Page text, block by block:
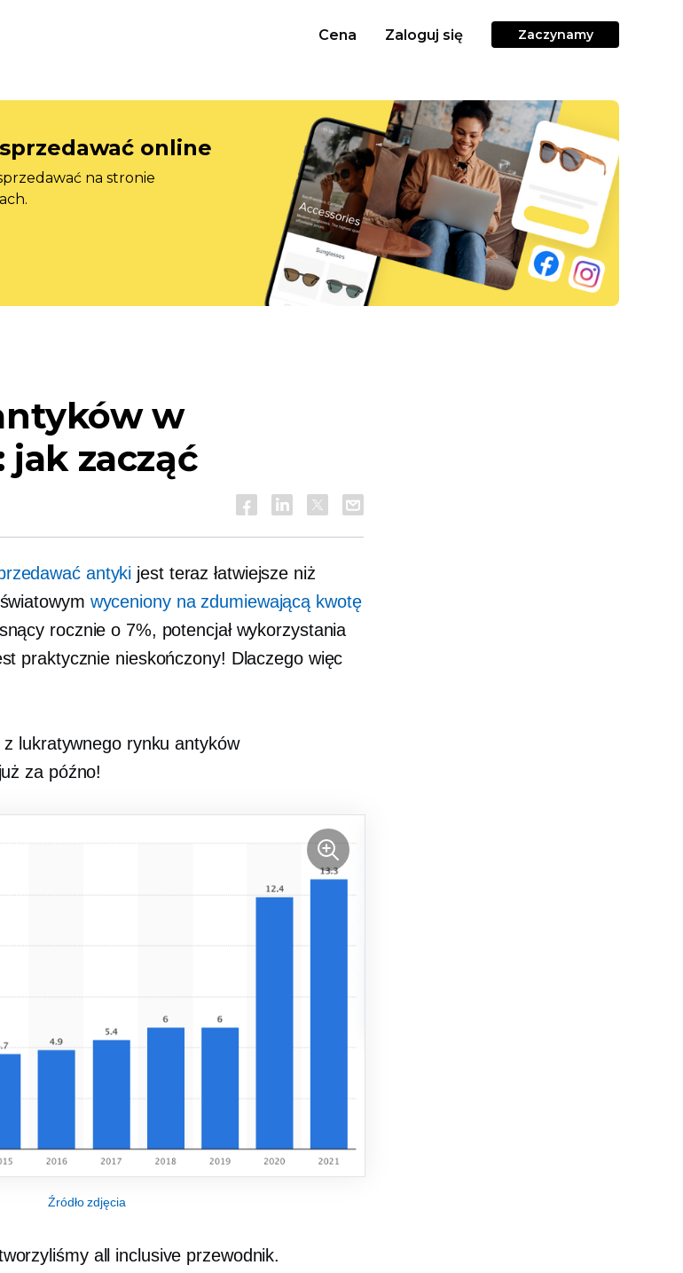
Cena Zaloguj się Zaczynamy
online
na stronie
w
zacząć
antyki jest teraz łatwiejsze niż
wyceniony na zdumiewającą kwotę
rocznie o 7%, potencjał wykorzystania
praktycznie nieskończony! Dlaczego więc
lukratywnego rynku antyków
za późno!
Źródło zdjęcia
all inclusive przewodnik.